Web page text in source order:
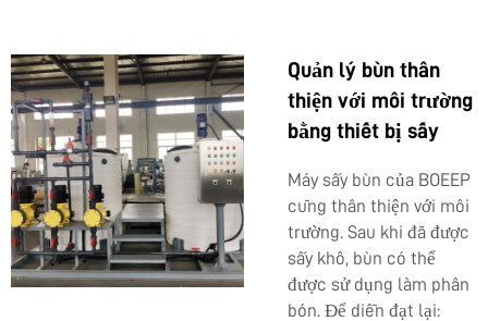
Quản lý bùn thân
thiện với môi trường
bằng thiết bị sấy
Máy sấy bùn của BOEEP
cũng thân thiện với môi
trường. Sau khi đã được
sấy khô, bùn có thể
được sử dụng làm phân
bón. Để diễn đạt lại: